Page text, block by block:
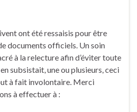
ont été ressaisis pour être
documents officiels. Un soin
à la relecture afin d’éviter toute
subsistait, une ou plusieurs, ceci
à fait involontaire. Merci
à effectuer à :